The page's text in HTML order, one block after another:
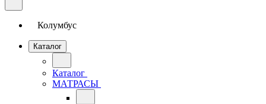
Колумбус
Каталог
Каталог
МАТРАСЫ